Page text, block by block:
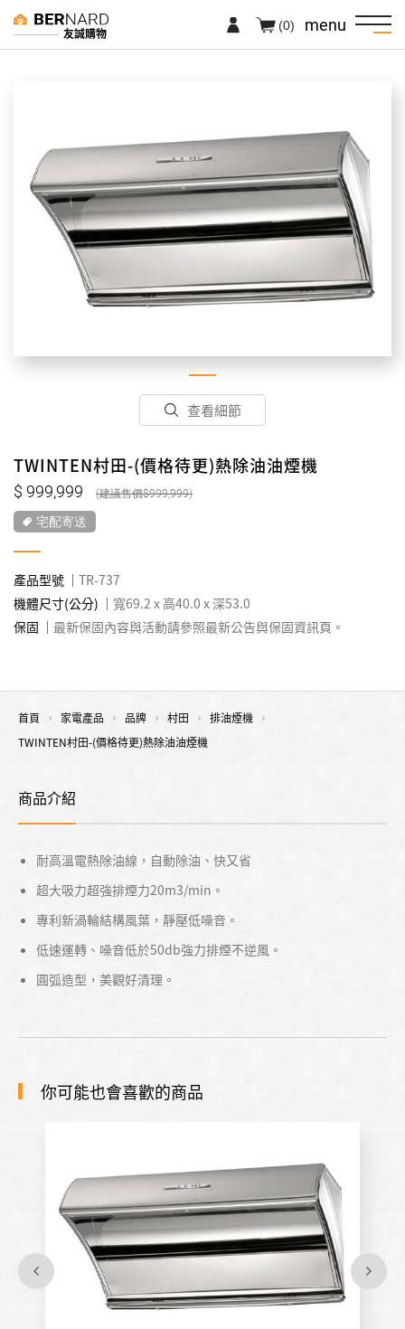
友誠購物 menu
(0)
查看細節
TWINTEN村田-(價格待更)熱除油油煙機
999,999 999,999
宅配寄送
產品型號
TR-737
機體尺寸(公分)
寬69.2 x 高40.0 x 深53.0
保固
最新保固內容與活動請參照最新公告與保固資訊頁。
首頁 家電產品 品牌 村田
排油煙機
TWINTEN村田-(價格待更)熱除油油煙機
商品介紹
耐高溫電熱除油線，自動除油、快又省
超大吸力超強排煙力20m3/min。
專利新渦輪結構風葉，靜壓低噪音。
低速運轉、噪音低於50db強力排煙不逆風。
圓弧造型，美觀好清理。
你可能也會喜歡的商品